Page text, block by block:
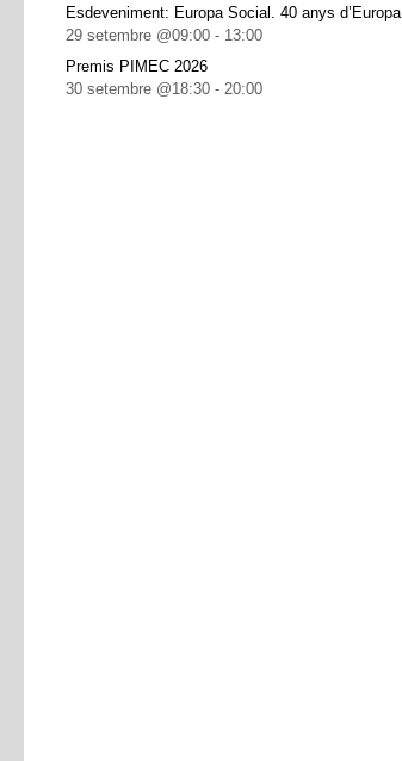
Esdeveniment: Europa Social. 40 anys d’Europa
29 setembre @09:00 - 13:00
Premis PIMEC 2026
30 setembre @18:30 - 20:00